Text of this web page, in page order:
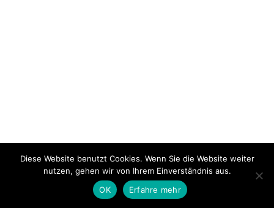
Diese Website benutzt Cookies. Wenn Sie die Website weiter
nutzen, gehen wir von Ihrem Einverständnis aus.
OK
Erfahre mehr